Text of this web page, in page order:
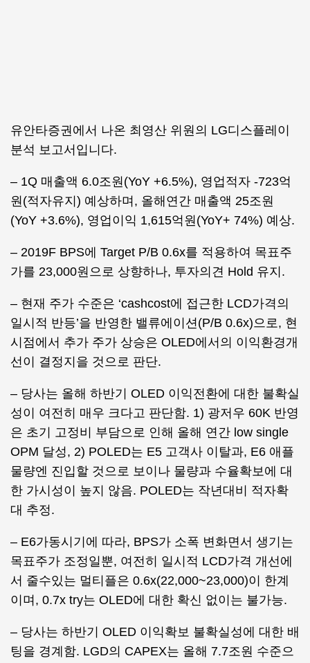
유안타증권에서 나온 최영산 위원의 LG디스플레이
분석 보고서입니다.
– 1Q 매출액 6.0조원(YoY +6.5%), 영업적자 -723억
원(적자유지) 예상하며, 올해연간 매출액 25조원
(YoY +3.6%), 영업이익 1,615억원(YoY+ 74%) 예상.
– 2019F BPS에 Target P/B 0.6x를 적용하여 목표주
가를 23,000원으로 상향하나, 투자의견 Hold 유지.
– 현재 주가 수준은 ‘cashcost에 접근한 LCD가격의
일시적 반등’을 반영한 밸류에이션(P/B 0.6x)으로, 현
시점에서 추가 주가 상승은 OLED에서의 이익환경개
선이 결정지을 것으로 판단.
– 당사는 올해 하반기 OLED 이익전환에 대한 불확실
성이 여전히 매우 크다고 판단함. 1) 광저우 60K 반영
은 초기 고정비 부담으로 인해 올해 연간 low single
OPM 달성, 2) POLED는 E5 고객사 이탈과, E6 애플
물량엔 진입할 것으로 보이나 물량과 수율확보에 대
한 가시성이 높지 않음. POLED는 작년대비 적자확
대 추정.
– E6가동시기에 따라, BPS가 소폭 변화면서 생기는
목표주가 조정일뿐, 여전히 일시적 LCD가격 개선에
서 줄수있는 멀티플은 0.6x(22,000~23,000)이 한계
이며, 0.7x try는 OLED에 대한 확신 없이는 불가능.
– 당사는 하반기 OLED 이익확보 불확실성에 대한 배
팅을 경계함. LGD의 CAPEX는 올해 7.7조원 수준으